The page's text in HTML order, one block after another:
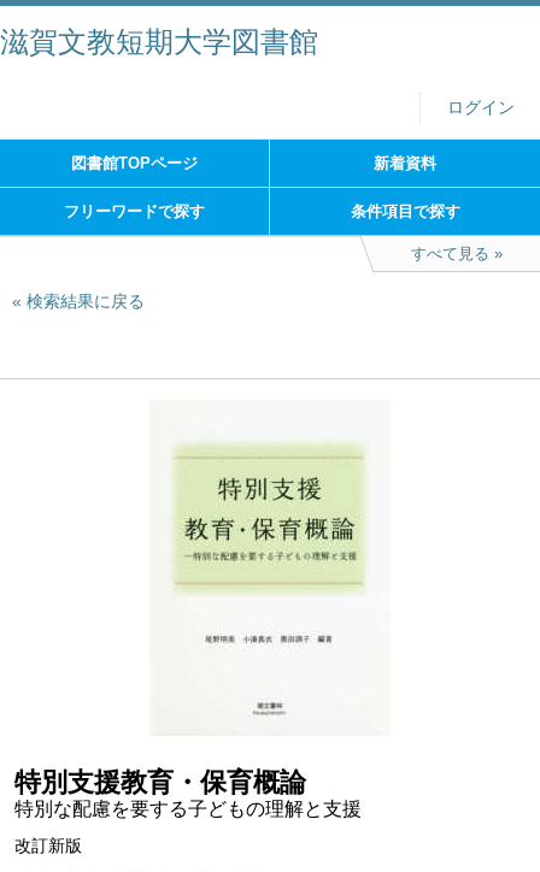
滋賀文教短期大学図書館
ログイン
図書館TOPページ 新着資料
フリーワードで探す 条件項目で探す
すべて見る
検索結果に戻る
特別支援教育・保育概論
特別な配慮を要する子どもの理解と支援
改訂新版